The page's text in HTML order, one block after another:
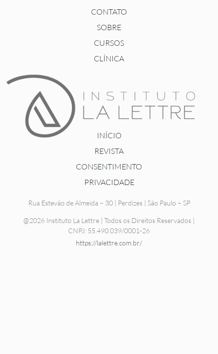
CONTATO
SOBRE
CURSOS
CLÍNICA
INÍCIO
REVISTA
CONSENTIMENTO
PRIVACIDADE
Rua Estevão de Almeida – 30 | Perdizes | São Paulo – SP
@2026 Instituto La Lettre | Todos os Direitos Reservados |
CNPJ: 55.490.039/0001-26
https://lalettre.com.br/